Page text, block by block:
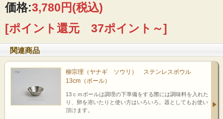
パンチングストレーナーと一緒に
27cmサイズはお菓子作りに大活躍。卵や生クリームの泡立てをしやすい
フォルムとスッキリと美しいルックスです。 素材は清潔感のあるステン
れています。
また同シリーズのパンチングストレーナーと合わせてお使い頂ける機能
水きりした野菜をそのままボールに盛り付けサラダを作って食卓へ。ツ
ま食卓へ出しても様になります。
価格:3,780円(税込)
[ポイント還元 37ポイント～]
関連商品
柳宗理（ヤナギ ソウリ） ステンレスボウル
13cm（ボール）
13ｃｍボールは調理の下準備をする際には調味料を入れた
り、卵を溶いたりと使い方はいろいろ。器としてもお使い
頂けます。